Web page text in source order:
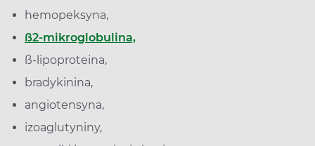
hemopeksyna,
ß2-mikroglobulina,
ß-lipoproteina,
bradykinina,
angiotensyna,
izoaglutyniny,